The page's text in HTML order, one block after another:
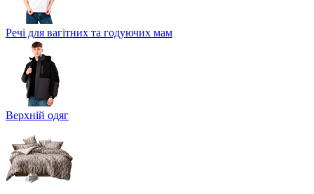
Речі для вагітних та годуючих мам
Верхній одяг